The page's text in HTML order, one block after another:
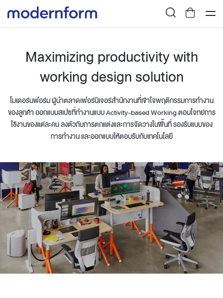
Maximizing productivity with
working design solution
โมเดอร์นฟอร์ม ผู้นำตลาดเฟอร์นิเจอร์สำนักงานที่เข้าใจพฤติกรรมการทำงาน
ของลูกค้า ออกแบบสเปซที่ทำงานแบบ Activity-based Working ตอบโจทย์การ
ใช้งานของแต่ละคน ลงตัวกับการตกแต่งและการจัดวางในพื้นที่ รองรับแบบของ
การทำงาน และออกแบบให้ตอบรับกับเทคโนโลยี